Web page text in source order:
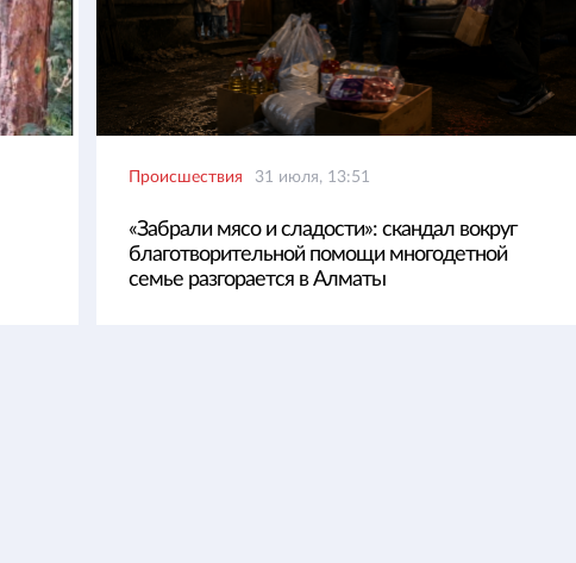
Происшествия 31 июля, 13:51
«Забрали мясо и сладости»: скандал вокруг
благотворительной помощи многодетной
семье разгорается в Алматы